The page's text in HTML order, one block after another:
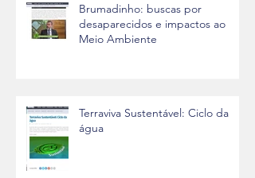
Brumadinho: buscas por
desaparecidos e impactos ao
Meio Ambiente
Terraviva Sustentável: Ciclo da
água